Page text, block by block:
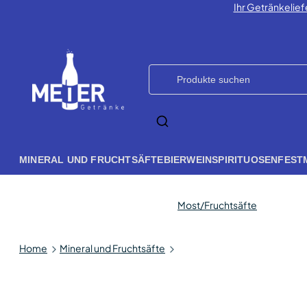
Ihr
MINERAL UND FRUCHTSÄFTEBIERWEINSPIRITUOSEN
Home Mineral und Fruchtsäfte
Most/Fruchtsäfte